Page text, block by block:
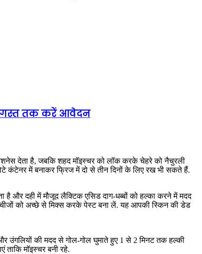
अगस्त तक करें आवेदन
देता है, जबकि शहद मॉइस्चर को लॉक करके चेहरे को नैचुरली
कंटेनर में बनाकर फ्रिज में दो से तीन दिनों के लिए रख भी सकते हैं.
और दही में मौजूद लैक्टिक एसिड दाग-धब्बों को हल्का करने में मदद
को अच्छे से मिक्स करके पेस्ट बना लें. यह आपकी स्किन की डेड
उंगलियों की मदद से गोल-गोल घुमाते हुए 1 से 2 मिनट तक हल्की
मॉइस्चर बनी रहे.